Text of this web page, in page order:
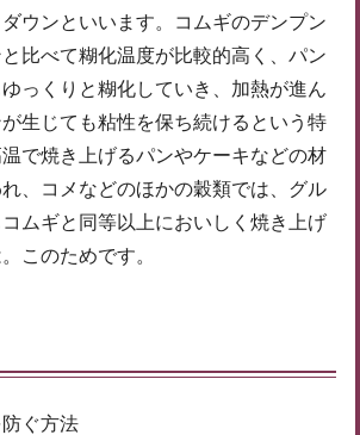
ウンといいます。コムギのデンプン
比べて糊化温度が比較的高く、パン
っくりと糊化していき、加熱が進ん
生じても粘性を保ち続けるという特
で焼き上げるパンやケーキなどの材
、コメなどのほかの穀類では、グル
ムギと同等以上においしく焼き上げ
このためです。
ぐ方法